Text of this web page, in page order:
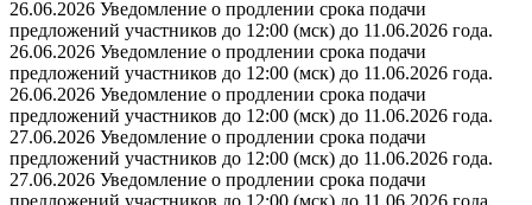
26.06.2026 Уведомление о продлении срока подачи
предложений участников до 12:00 (мск) до 11.06.2026 года.
26.06.2026 Уведомление о продлении срока подачи
предложений участников до 12:00 (мск) до 11.06.2026 года.
26.06.2026 Уведомление о продлении срока подачи
предложений участников до 12:00 (мск) до 11.06.2026 года.
27.06.2026 Уведомление о продлении срока подачи
предложений участников до 12:00 (мск) до 11.06.2026 года.
27.06.2026 Уведомление о продлении срока подачи
предложений участников до 12:00 (мск) до 11.06.2026 года.